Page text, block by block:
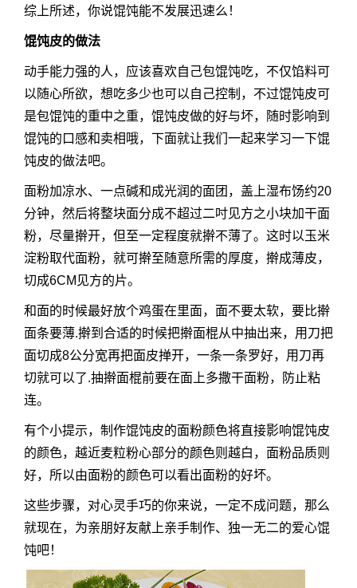
综上所述，你说馄饨能不发展迅速么！
馄饨皮的做法
动手能力强的人，应该喜欢自己包馄饨吃，不仅馅料可
以随心所欲，想吃多少也可以自己控制，不过馄饨皮可
是包馄饨的重中之重，馄饨皮做的好与坏，随时影响到
馄饨的口感和卖相哦，下面就让我们一起来学习一下馄
饨皮的做法吧。
面粉加凉水、一点碱和成光润的面团，盖上湿布饧约20
分钟，然后将整块面分成不超过二吋见方之小块加干面
粉，尽量擀开，但至一定程度就擀不薄了。这时以玉米
淀粉取代面粉，就可擀至随意所需的厚度，擀成薄皮，
切成6CM见方的片。
和面的时候最好放个鸡蛋在里面，面不要太软，要比擀
面条要薄.擀到合适的时候把擀面棍从中抽出来，用刀把
面切成8公分宽再把面皮掸开，一条一条罗好，用刀再
切就可以了.抽擀面棍前要在面上多撒干面粉，防止粘
连。
有个小提示，制作馄饨皮的面粉颜色将直接影响馄饨皮
的颜色，越近麦粒粉心部分的颜色则越白，面粉品质则
好，所以由面粉的颜色可以看出面粉的好坏。
这些步骤，对心灵手巧的你来说，一定不成问题，那么
就现在，为亲朋好友献上亲手制作、独一无二的爱心馄
饨吧！